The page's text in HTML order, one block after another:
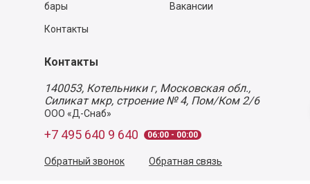
бары
Контакты
Вакансии
Контакты
140053, Котельники г, Московская обл.,
Силикат мкр, строение № 4, Пом/Ком 2/6
ООО «Д-Снаб»
+7 495 640 9 640 06:00 - 00:00
Обратный звонок Обратная связь